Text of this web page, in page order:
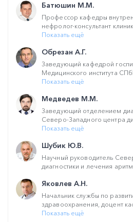
Батюшин М.М.
Профессор кафедры
нефролог-консультант
Показать ещё
Обрезан А.Г.
Заведующий кафедрой
Медицинского института
Показать ещё
Медведев М.М.
Заведующий отделением
Северо-Западного центра
Показать ещё
Шубик Ю.В.
Научный руководитель
диагностики и лечения
Яковлев А.Н.
Начальник службы по
здравоохранения, доцент
Показать ещё